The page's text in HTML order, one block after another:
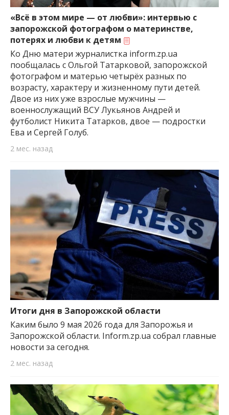
важную информацию о событиях
города Запорожья и области.
«Всё в этом мире — от любви»: интервью с
запорожской фотографом о материнстве,
потерях и любви к детям
Ко Дню матери журналистка inform.zp.ua
пообщалась с Ольгой Татарковой, запорожской
фотографом и матерью четырёх разных по
возрасту, характеру и жизненному пути детей.
Двое из них уже взрослые мужчины —
военнослужащий ВСУ Лукьянов Андрей и
футболист Никита Татарков, двое — подростки
Ева и Сергей Голуб.
2 мес. назад
Итоги дня в Запорожской области
Каким было 9 мая 2026 года для Запорожья и
Запорожской области. Inform.zp.ua собрал главные
новости за сегодня.
2 мес. назад